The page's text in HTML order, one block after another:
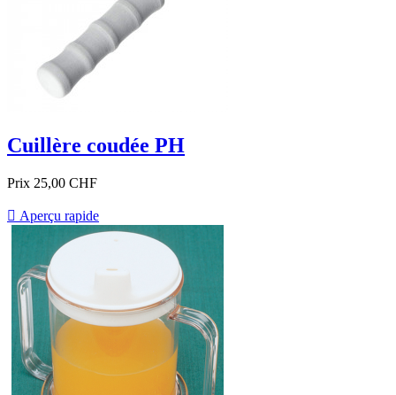
Cuillère coudée PH
Prix 25,00 CHF
 Aperçu rapide